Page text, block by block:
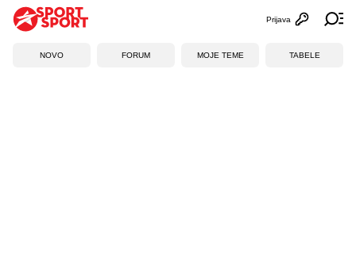
Otvori
Prijava
NOVO FORUM MOJE TEME TABELE